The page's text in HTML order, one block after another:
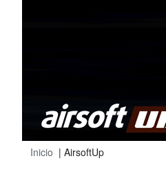
Inicio | AirsoftUp